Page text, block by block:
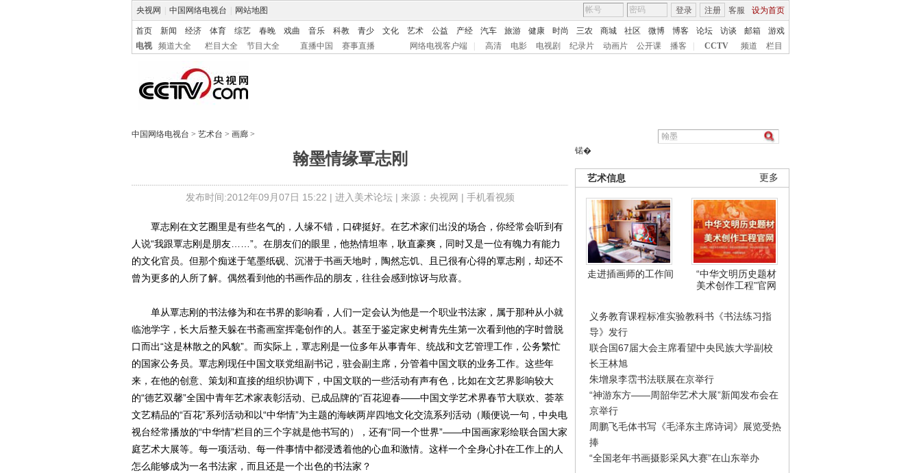
央视网 中国网络电视台 网站地图 客服 设为首页
登录 注册
首页 新闻 经济 体育 综艺 春晚 戏曲 音乐 科教 青少 文化 艺术 公益 产经 汽车 旅游 健康 时尚 三农 商城 社区 微博 博客 论坛 访谈 邮箱
游戏
电视
频道大全 栏目大全 节目大全 直播中国 赛事直播 网络电视客户端 高清 电影 电视剧 纪录片 动画片 公开课 播客 CCTV 频道 栏目
中国网络电视台 > 艺术台 > 画廊 >
翰墨情缘覃志刚
发布时间:2012年09月07日 15:22 | 进入美术论坛| 来源：央视网 | 手机看视频
锘�
更多
艺术信息
走进插画师的工作间
“中华文明历史题材
美术创作工程”官网
义务教育课程标准实验教科书《书法练习指
导》发行
联合国67届大会主席看望中央民族大学副校
长王林旭
朱增泉李霑书法联展在京举行
“神游东方——周韶华艺术大展”新闻发布会在
京举行
周鹏飞毛体书写《毛泽东主席诗词》展览受热
捧
“全国老年书画摄影采风大赛”在山东举办
覃志刚在文艺圈里是有些名气的，人缘不错，口碑挺好。在艺术家们出没的场合，你经常会听到有
人说“我跟覃志刚是朋友……”。在朋友们的眼里，他热情坦率，耿直豪爽，同时又是一位有魄力有能力
的文化官员。但那个痴迷于笔墨纸砚、沉潜于书画天地时，陶然忘饥、且已很有心得的覃志刚，却还不
曾为更多的人所了解。偶然看到他的书画作品的朋友，往往会感到惊讶与欣喜。
单从覃志刚的书法修为和在书界的影响看，人们一定会认为他是一个职业书法家，属于那种从小就
临池学字，长大后整天躲在书斋画室挥毫创作的人。甚至于鉴定家史树青先生第一次看到他的字时曾脱
口而出“这是林散之的风貌”。而实际上，覃志刚是一位多年从事青年、统战和文艺管理工作，公务繁忙
的国家公务员。覃志刚现任中国文联党组副书记，驻会副主席，分管着中国文联的业务工作。这些年
来，在他的创意、策划和直接的组织协调下，中国文联的一些活动有声有色，比如在文艺界影响较大
的“德艺双馨”全国中青年艺术家表彰活动、已成品牌的“百花迎春——中国文学艺术界春节大联欢、荟萃
文艺精品的“百花”系列活动和以“中华情”为主题的海峡两岸四地文化交流系列活动（顺便说一句，中央电
视台经常播放的“中华情”栏目的三个字就是他书写的），还有“同一个世界”——中国画家彩绘联合国大家
庭艺术大展等。每一项活动、每一件事情中都浸透着他的心血和激情。这样一个全身心扑在工作上的人
怎么能够成为一名书法家，而且还是一个出色的书法家？